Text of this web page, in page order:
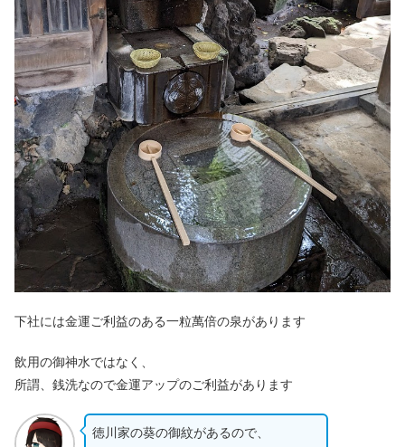
下社には金運ご利益のある一粒萬倍の泉があります
飲用の御神水ではなく、
所謂、銭洗なので金運アップのご利益があります
徳川家の葵の御紋があるので、